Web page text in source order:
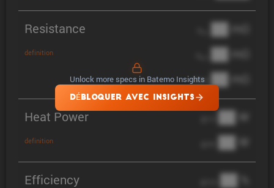
Resistance
definition
██ mΩ
██ mΩ
DCIR ██ mΩ
Heat Power
definition
██ W
██ W
Efficiency ██ %
Unlock more specs in Batemo Insights
DÉBLOQUER AVEC INSIGHTS